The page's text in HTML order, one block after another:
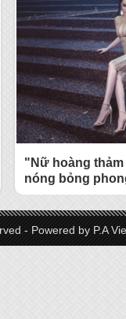
"Nữ hoàng
nóng bỏng
- Powered by P.A